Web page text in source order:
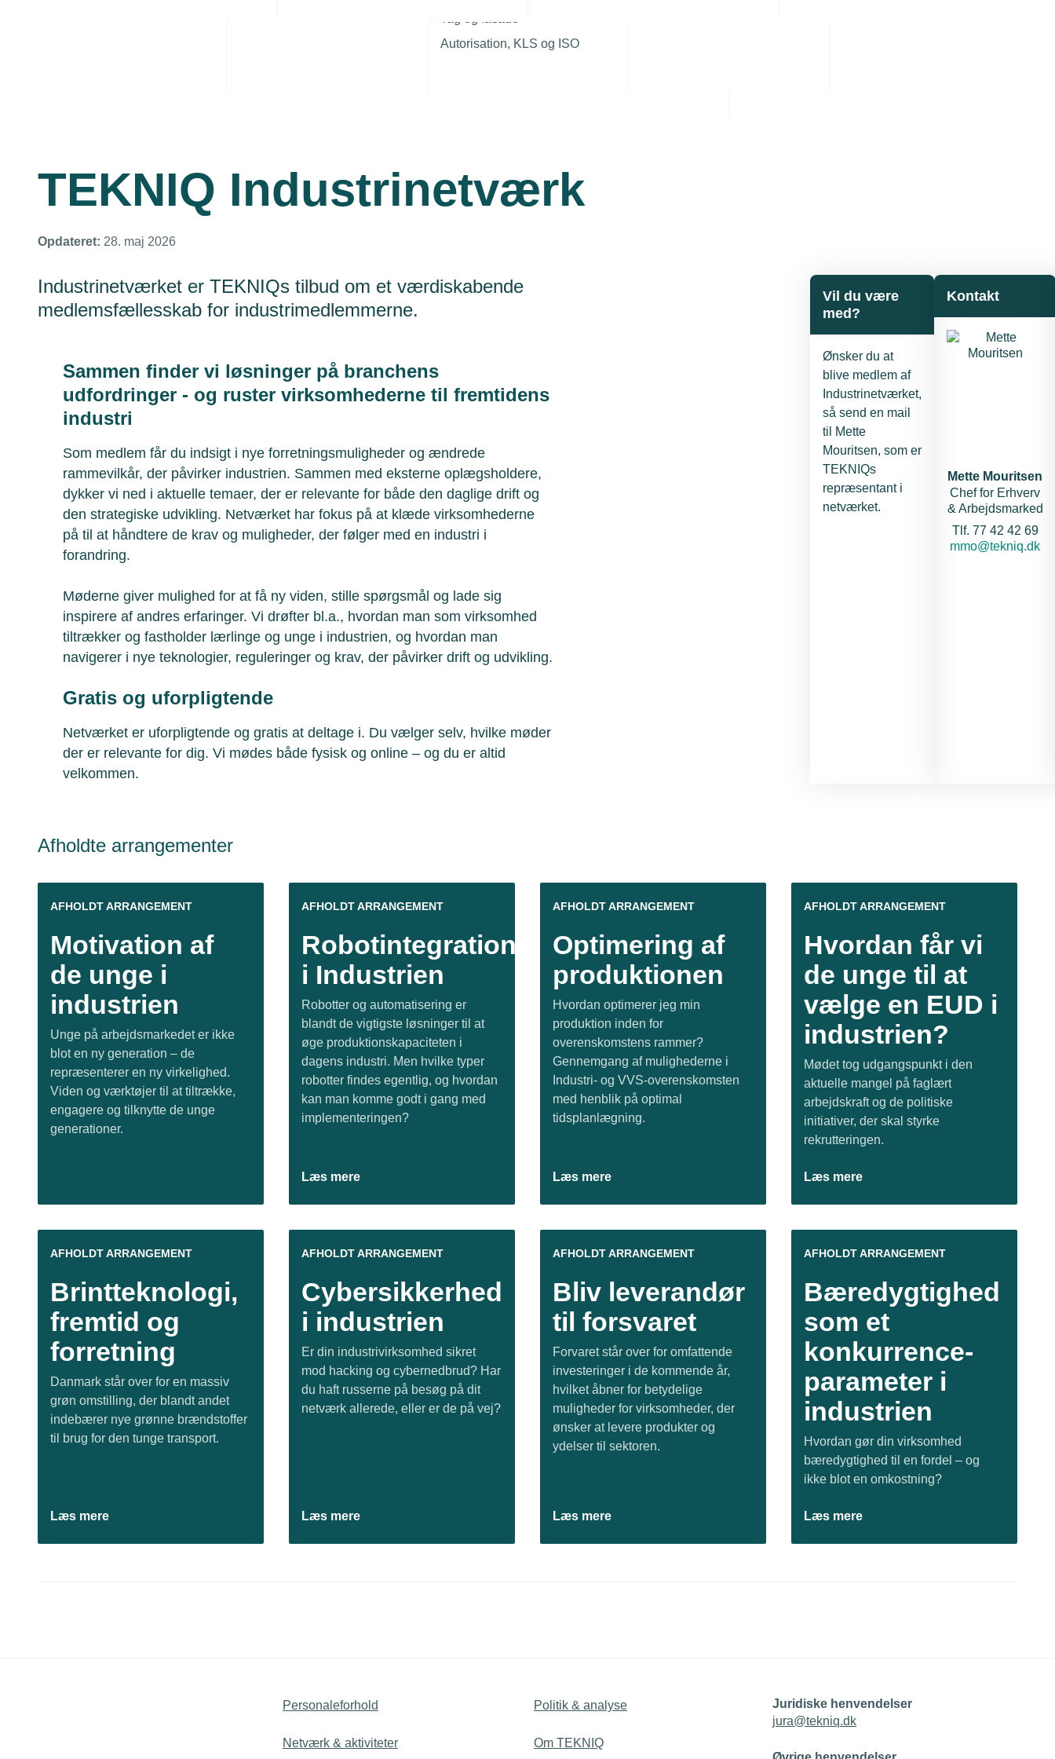
Autorisation, KLS og ISO
TEKNIQ Industrinetværk
Opdateret: 28. maj 2026
Industrinetværket er TEKNIQs tilbud om et værdiskabende
medlemsfællesskab for industrimedlemmerne.
Sammen finder vi løsninger på branchens
udfordringer - og ruster virksomhederne til fremtidens
industri
Som medlem får du indsigt i nye forretningsmuligheder og ændrede
rammevilkår, der påvirker industrien. Sammen med eksterne oplægsholdere,
dykker vi ned i aktuelle temaer, der er relevante for både den daglige drift og
den strategiske udvikling. Netværket har fokus på at klæde virksomhederne
på til at håndtere de krav og muligheder, der følger med en industri i
forandring.
Møderne giver mulighed for at få ny viden, stille spørgsmål og lade sig
inspirere af andres erfaringer. Vi drøfter bl.a., hvordan man som virksomhed
tiltrækker og fastholder lærlinge og unge i industrien, og hvordan man
navigerer i nye teknologier, reguleringer og krav, der påvirker drift og udvikling.
Gratis og uforpligtende
Netværket er uforpligtende og gratis at deltage i. Du vælger selv, hvilke møder
der er relevante for dig. Vi mødes både fysisk og online – og du er altid
velkommen.
Vil du være
med?
Ønsker du at
blive medlem af
Industrinetværket,
så send en mail
til Mette
Mouritsen, som er
TEKNIQs
repræsentant i
netværket.
Kontakt
Mette Mouritsen
Chef for Erhverv
& Arbejdsmarked
Telefon:
Tlf. 77 42 42 69
E-mail:
mmo@tekniq.dk
Afholdte arrangementer
AFHOLDT ARRANGEMENT
Motivation af
de unge i
industrien
Unge på arbejdsmarkedet er ikke
blot en ny generation – de
repræsenterer en ny virkelighed.
Viden og værktøjer til at tiltrække,
engagere og tilknytte de unge
generationer.
AFHOLDT ARRANGEMENT
Robotintegration
i Industrien
Robotter og automatisering er
blandt de vigtigste løsninger til at
øge produktionskapaciteten i
dagens industri. Men hvilke typer
robotter findes egentlig, og hvordan
kan man komme godt i gang med
implementeringen?
Læs mere
AFHOLDT ARRANGEMENT
Optimering af
produktionen
Hvordan optimerer jeg min
produktion inden for
overenskomstens rammer?
Gennemgang af mulighederne i
Industri- og VVS-overenskomsten
med henblik på optimal
tidsplanlægning.
Læs mere
AFHOLDT ARRANGEMENT
Hvordan får vi
de unge til at
vælge en EUD i
industrien?
Mødet tog udgangspunkt i den
aktuelle mangel på faglært
arbejdskraft og de politiske
initiativer, der skal styrke
rekrutteringen.
Læs mere
AFHOLDT ARRANGEMENT
Brintteknologi,
fremtid og
forretning
Danmark står over for en massiv
grøn omstilling, der blandt andet
indebærer nye grønne brændstoffer
til brug for den tunge transport.
Læs mere
AFHOLDT ARRANGEMENT
Cybersikkerhed
i industrien
Er din industrivirksomhed sikret
mod hacking og cybernedbrud? Har
du haft russerne på besøg på dit
netværk allerede, eller er de på vej?
Læs mere
AFHOLDT ARRANGEMENT
Bliv leverandør
til forsvaret
Forvaret står over for omfattende
investeringer i de kommende år,
hvilket åbner for betydelige
muligheder for virksomheder, der
ønsker at levere produkter og
ydelser til sektoren.
Læs mere
AFHOLDT ARRANGEMENT
Bæredygtighed
som et
konkurrence-
parameter i
industrien
Hvordan gør din virksomhed
bæredygtighed til en fordel – og
ikke blot en omkostning?
Læs mere
Personaleforhold
Netværk & aktiviteter
Politik & analyse
Om TEKNIQ
Juridiske henvendelser
jura@tekniq.dk